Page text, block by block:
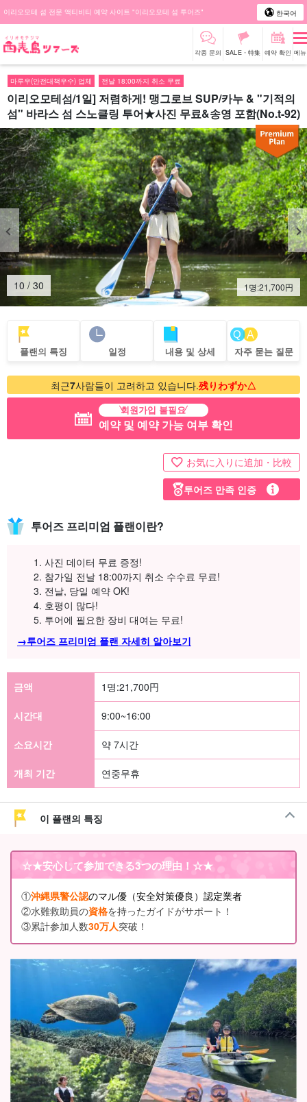
이리오모테 섬 전문 액티비티 예약 사이트 "이리오모테 섬 투어즈" 한국어
각종 문의 SALE・特集 예약 확인 메뉴
마루우(안전대책우수) 업체 전날 18:00까지 취소 무료
이리오모테섬/1일] 저렴하게! 맹그로브 SUP/카누 & "기적의
섬" 바라스 섬 스노클링 투어★사진 무료&송영 포함(No.t-92)
11 / 30 1명:21,700円
플랜의 특징 일정 내용 및 상세 자주 묻는 질문
최근7사람들이 고려하고 있습니다.残りわずか△
회원가입 불필요
예약 및 예약 가능 여부 확인
お気に入りに追加・比較
투어즈 만족 인증
투어즈 프리미엄 플랜이란?
사진 데이터 무료 증정!
참가일 전날 18:00까지 취소 수수료 무료!
전날, 당일 예약 OK!
호평이 많다!
투어에 필요한 장비 대여는 무료!
→투어즈 프리미엄 플랜 자세히 알아보기
금액 1명:21,700円
시간대 9:00~16:00
소요시간 약 7시간
개최 기간 연중무휴
이 플랜의 특징
☆★安心して参加できる3つの理由 ！☆★
①沖縄県警公認のマル優（安全対策優良）認定業者
②水難救助員の資格を持ったガイドがサポート！
③累計参加人数30万人突破！